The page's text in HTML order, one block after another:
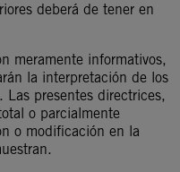
deberá de tener en
meramente informativos,
la interpretación de los
Las presentes directrices,
o parcialmente
o modificación en la